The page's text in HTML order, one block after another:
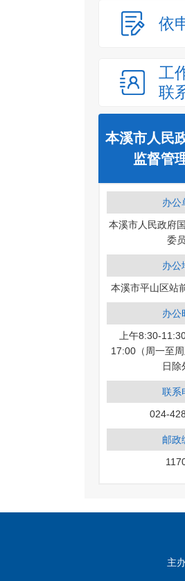
依
工
联
本溪市人民
监督管
办公
本溪市人民政府
委
办公
本溪市平山区站
办公
上午8:30-
17:00（周一至
日除
联系
024-
邮政
主